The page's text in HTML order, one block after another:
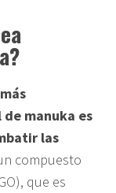
manuka es
las
compuesto
que es